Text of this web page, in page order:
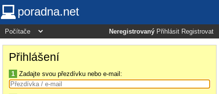
poradna.net
Neregistrovaný Přihlásit Registrovat
Přihlášení
1 Zadajte svou přezdívku nebo e-mail: